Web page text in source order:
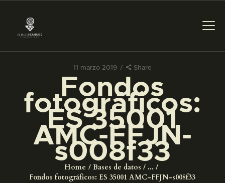
11 marzo 2019 Share
Fondos
fotográficos:
ES 35001
AMC-FFJN-
s008f33
Home Bases de datos
...
Fondos fotográficos: ES 35001 AMC-FFJN-s008f33
PREPARAR LA VISITA
ACTIVIDADES
█
EL MUSEO